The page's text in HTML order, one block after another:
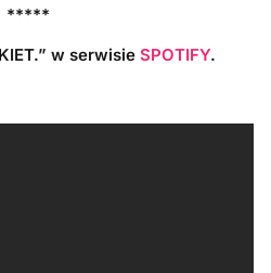
*****
w serwisie SPOTIFY.